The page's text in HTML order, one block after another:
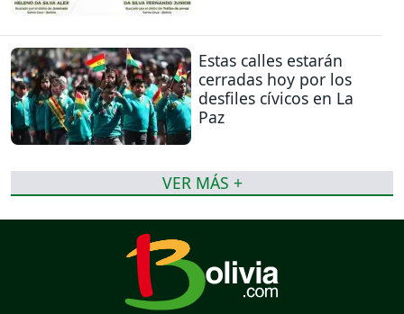
Estas calles estarán
cerradas hoy por los
desfiles cívicos en La
Paz
VER MÁS +